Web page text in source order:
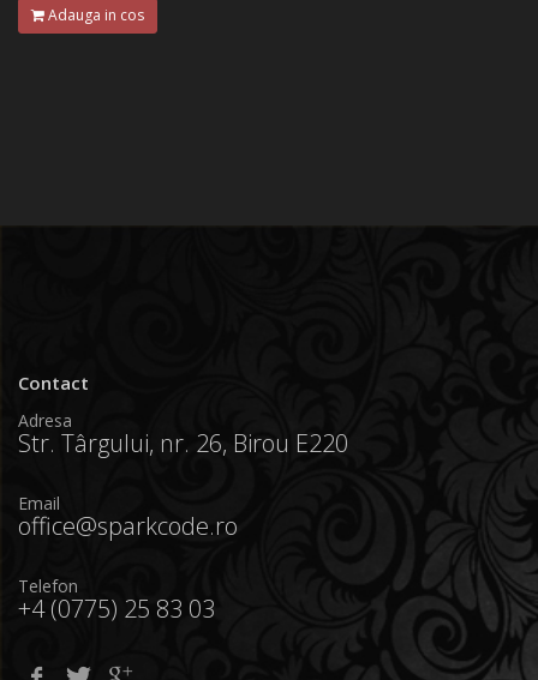
Adauga in cos
Contact
Adresa
Str. Târgului, nr. 26, Birou E220
Email
office@sparkcode.ro
Telefon
+4 (0775) 25 83 03